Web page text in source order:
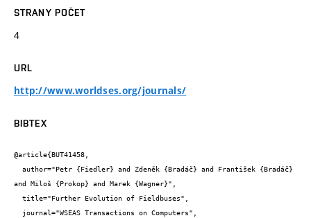
STRANY POČET
4
URL
http://www.worldses.org/journals/
BIBTEX
@article{BUT41458,
and Miloš {Prokop} and Marek {Wagner}",